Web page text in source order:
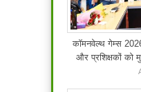
कॉमनवेल्थ गेम्स
और प्रशिक्षकों को